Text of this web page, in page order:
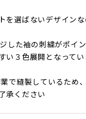
を選ばないデザイン
した袖の刺繍がポイン
い３色展開となってい
で縫製しているため
承ください